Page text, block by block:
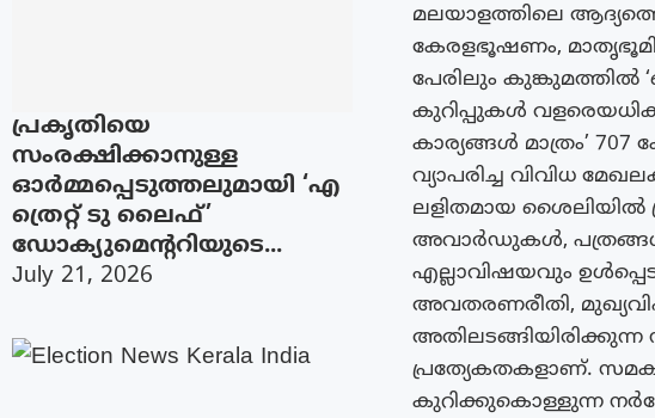
മലയാളത്തിലെ
കേരളഭൂഷണം, മാതൃഭൂമി,
പേരിലും കുങ്കുമത്തിൽ
കുറിപ്പുകൾ
കാര്യങ്ങൾ മാത്രം’
വ്യാപരിച്ച വിവിധ
ലളിതമായ ശൈലിയിൽ
അവാർഡുകൾ,
എല്ലാവിഷയവും
അവതരണരീതി,
അതിലടങ്ങിയിരിക്കുന്ന
പ്രത്യേകതകളാണ്.
കുറിക്കുകൊള്ളുന്ന
പ്രകൃതിയെ
സംരക്ഷിക്കാനുള്ള
ഓർമ്മപ്പെടുത്തലുമായി ‘എ
ത്രെറ്റ് ടു ലൈഫ്’
ഡോക്യുമെന്ററിയുടെ...
July 21, 2026